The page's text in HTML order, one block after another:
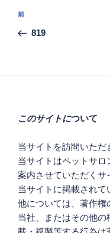
投
ナ
ゲ
ョ
ン
前
の
前
819
このサイトについて
当サイトを訪問いただ
当サイトはペットサ
案内させていただくサ
当サイトに掲載され
他については、著作権
当社、またはその他